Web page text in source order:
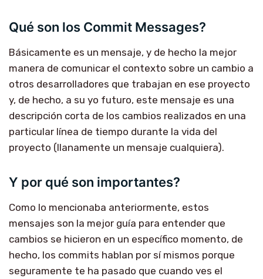
Qué son los Commit Messages?
Básicamente es un mensaje, y de hecho la mejor
manera de comunicar el contexto sobre un cambio a
otros desarrolladores que trabajan en ese proyecto
y, de hecho, a su yo futuro, este mensaje es una
descripción corta de los cambios realizados en una
particular línea de tiempo durante la vida del
proyecto (llanamente un mensaje cualquiera).
Y por qué son importantes?
Como lo mencionaba anteriormente, estos
mensajes son la mejor guía para entender que
cambios se hicieron en un específico momento, de
hecho, los commits hablan por sí mismos porque
seguramente te ha pasado que cuando ves el